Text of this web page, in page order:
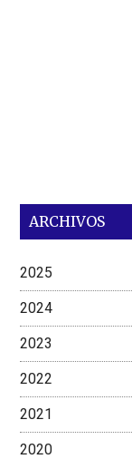
ARCHIVOS
2025
2024
2023
2022
2021
2020